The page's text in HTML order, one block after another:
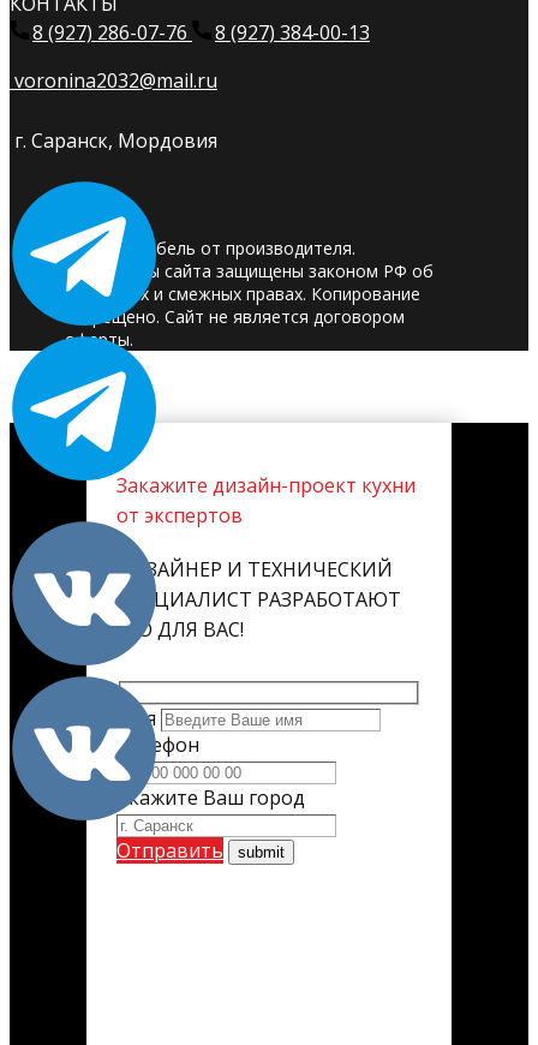
8 (927) 286-07-76
8 (927) 384-00-13
voronina2032@mail.ru
г. Саранск, Мордовия
© 2025. Мебель от производителя.
Материалы сайта защищены законом РФ об
авторских и смежных правах. Копирование
запрещено. Сайт не является договором
оферты.
Закажите дизайн-проект кухни
от экспертов
ДИЗАЙНЕР И ТЕХНИЧЕСКИЙ
СПЕЦИАЛИСТ РАЗРАБОТАЮТ
ЕГО ДЛЯ ВАС!
Имя
Телефон
Укажите Ваш город
Отправить